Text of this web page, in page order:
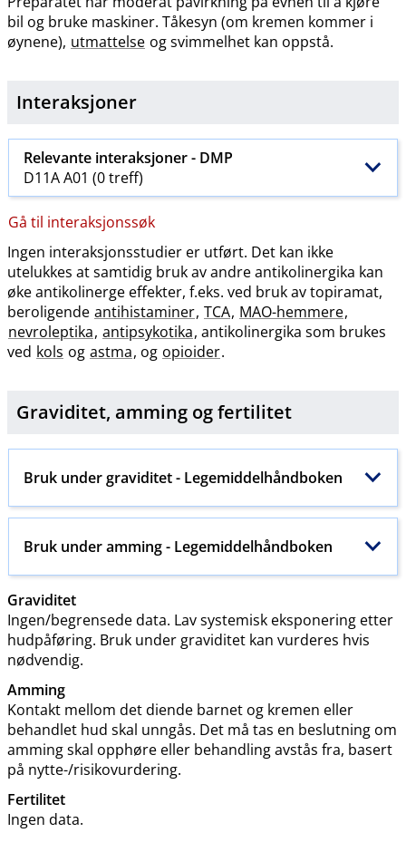
bil og bruke maskiner. Tåkesyn (om kremen kommer i
øynene), utmattelse og svimmelhet kan oppstå.
Interaksjoner
Relevante interaksjoner - DMP
D11A A01 (0 treff)
Gå til interaksjonssøk
Ingen interaksjonsstudier er utført. Det kan ikke
utelukkes at samtidig bruk av andre antikolinergika kan
øke antikolinerge effekter, f.eks. ved bruk av topiramat,
beroligende antihistaminer, TCA, MAO-hemmere,
nevroleptika, antipsykotika, antikolinergika som brukes
ved kols og astma, og opioider.
Graviditet, amming ogfertilitet
Bruk under graviditet - Legemiddelhåndboken
Bruk under amming - Legemiddelhåndboken
Graviditet
Ingen​/​begrensede data. Lav systemisk eksponering etter
hudpåføring. Bruk under graviditet kan vurderes hvis
nødvendig.
Amming
Kontakt mellom det diende barnet og kremen eller
behandlet hud skal unngås. Det må tas en beslutning om
amming skal opphøre eller behandling avstås fra, basert
på nytte-​/​risikovurdering.
Fertilitet
Ingen data.